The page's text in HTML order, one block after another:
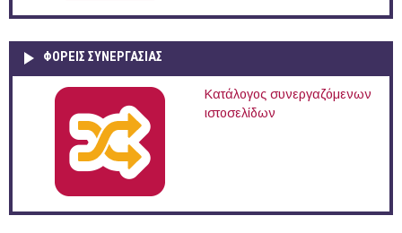
ΦΟΡΕΙΣ ΣΥΝΕΡΓΑΣΙΑΣ
Κατάλογος συνεργαζόμενων
ιστοσελίδων